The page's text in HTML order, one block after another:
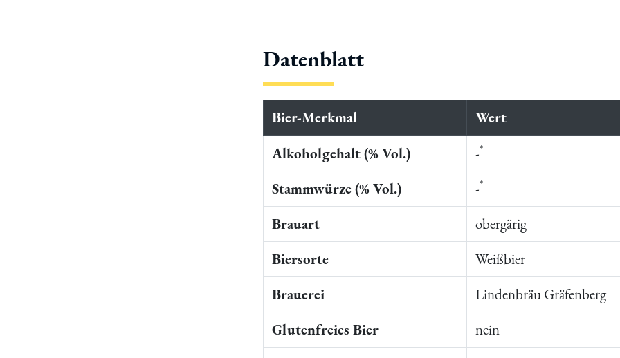
Datenblatt
Bier-Merkmal
Wert
Alkoholgehalt (% Vol.)
-*
Stammwürze (% Vol.) -*
Brauart
obergärig
Biersorte
Weißbier
Brauerei
Lindenbräu Gräfenberg
Glutenfreies Bier
nein